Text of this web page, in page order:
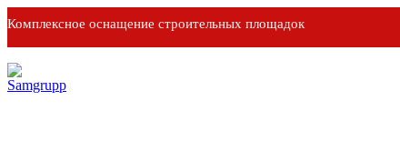
Комплексное оснащение строительных площадок